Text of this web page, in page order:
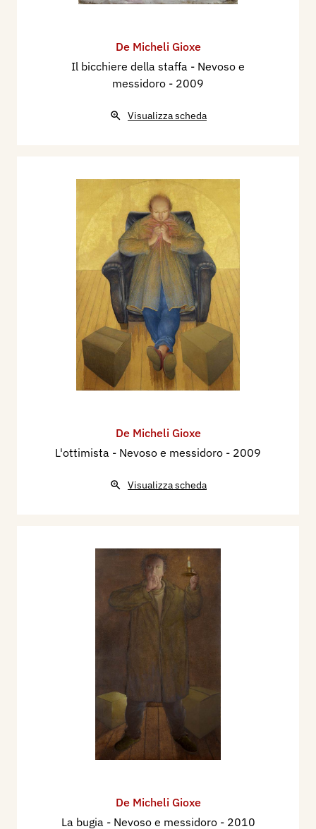
De Micheli Gioxe
Il bicchiere della staffa - Nevoso e
messidoro - 2009
Visualizza scheda
De Micheli Gioxe
L'ottimista - Nevoso e messidoro - 2009
Visualizza scheda
De Micheli Gioxe
La bugia - Nevoso e messidoro - 2010